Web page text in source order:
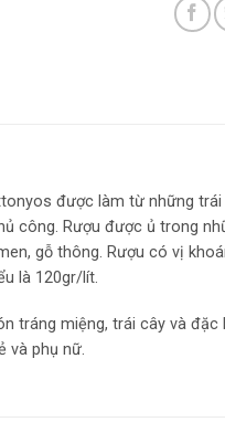
được làm từ những
công. Rượu được ủ trong
gỗ thông. Rượu có vị
là 120gr/lít.
tráng miệng, trái cây và
và phụ nữ.